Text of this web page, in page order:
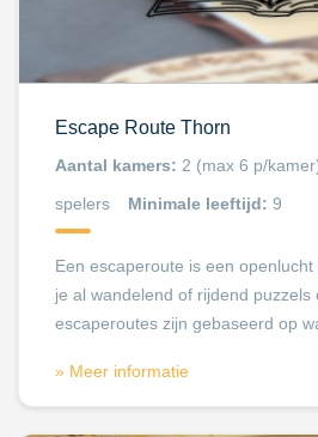
Escape Route Thorn
Aantal kamers: 2 (max 6 p/
spelers
Minimale leeftijd: 9
Een escaperoute is een
je al wandelend of rijdend puzzels
escaperoutes zijn gebaseerd op
» Meer informatie